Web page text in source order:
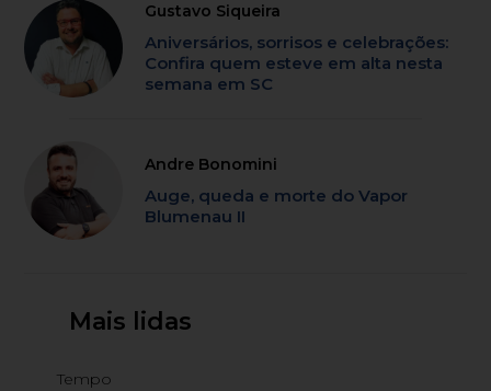
Gustavo Siqueira
Aniversários, sorrisos e celebrações:
Confira quem esteve em alta nesta
semana em SC
Andre Bonomini
Auge, queda e morte do Vapor
Blumenau II
Mais lidas
Tempo